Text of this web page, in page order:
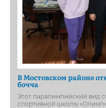
В Мостовском районе
бочча
Этот паралимпийский вид
спортивной школы «Олимп»